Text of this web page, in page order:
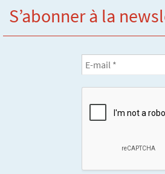
S’abonner à la